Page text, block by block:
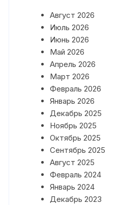
Август 2026
Июль 2026
Июнь 2026
Май 2026
Апрель 2026
Март 2026
Февраль 2026
Январь 2026
Декабрь 2025
Ноябрь 2025
Октябрь 2025
Сентябрь 2025
Август 2025
Февраль 2024
Январь 2024
Декабрь 2023